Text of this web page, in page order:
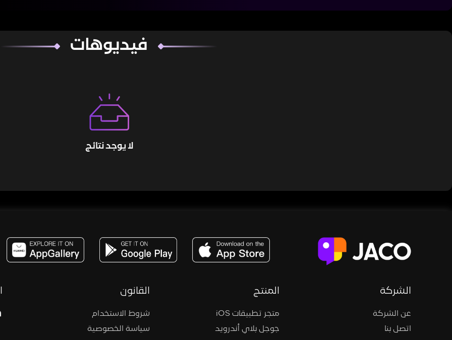
فيديوهات
لا يوجد نتائج
الشركة
عن الشركة
اتصل بنا
المنتج
متجر تطبيقات iOS
جوجل بلاي أندرويد
القانون
شروط الاستخدام
سياسة الخصوصية